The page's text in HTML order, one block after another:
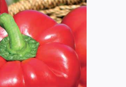
RÉSZLETEK